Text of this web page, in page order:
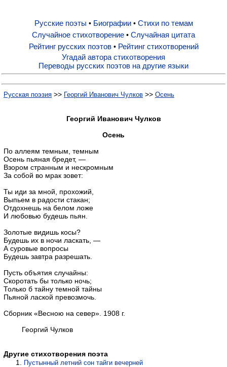
Русские поэты
Биографии
Стихи по темам
Случайное стихотворение
Случайная цитата
Рейтинг русских поэтов
Рейтинг стихотворений
Русские поэты • Биографии• Стихи по темам
Случайное стихотворение • Случайная цитата
Рейтинг русских поэтов• Рейтинг стихотворений
Угадай автора стихотворения
Переводы русских поэтов на другие языки
Русская поэзия >> Георгий Иванович Чулков >> Осень
Георгий Иванович Чулков
Осень
По аллеям темным, темным
Осень пьяная бредет, —
Взором странным и нескромным
За собой во мрак зовет:
Ты иди за мной, прохожий,
Выпьем в радости стакан;
Отдохнешь на белом ложе
И любовью будешь пьян.
Золотые видишь косы?
Будешь их в ночи ласкать, —
А суровые вопросы
Будешь завтра разрешать.
Пусть объятия случайны:
Скоротать бы только ночь;
Только б тайну темной тайны
Пьяной лаской превозмочь.
Сборник «Весною на север». 1908 г.
Георгий Чулков
Другие стихотворения поэта
Пустынный летний сон тайги вечерней